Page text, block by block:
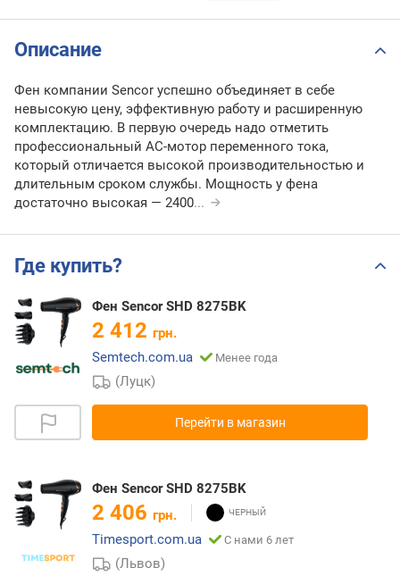
Описание
Фен компании Sencor успешно объединяет в себе
невысокую цену, эффективную работу и расширенную
комплектацию. В первую очередь надо отметить
профессиональный AC-мотор переменного тока,
который отличается высокой производительностью и
длительным сроком службы. Мощность у фена
достаточно высокая — 2400...
Где купить?
Фен Sencor SHD 8275BK
2 412 грн.
Semtech.com.ua
Менее года
(Луцк)
Перейти в магазин
Фен Sencor SHD 8275BK
2 406 грн.
Timesport.com.ua
С нами 6 лет
(Львов)